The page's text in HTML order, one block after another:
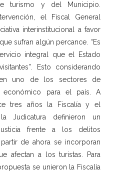
turismo y del Municipio.
el Fiscal General
interinstitucional a favor
sufran algún percance. “Es
integral que el Estado
Esto considerando
uno de los sectores de
económico para el país. A
tres años la Fiscalía y el
Judicatura definieron un
frente a los delitos
de ahora se incorporan
afectan a los turistas. Para
se unieron la Fiscalía